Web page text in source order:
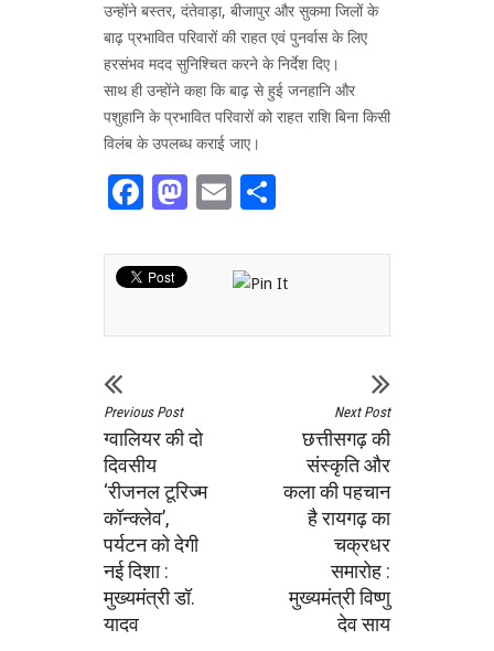
उन्होंने बस्तर, दंतेवाड़ा, बीजापुर और सुकमा जिलों के
बाढ़ प्रभावित परिवारों की राहत एवं पुनर्वास के लिए
हरसंभव मदद सुनिश्चित करने के निर्देश दिए।
साथ ही उन्होंने कहा कि बाढ़ से हुई जनहानि और
पशुहानि के प्रभावित परिवारों को राहत राशि बिना किसी
विलंब के उपलब्ध कराई जाए।
Facebook
Mastodon
Email
Previous Post
ग्वालियर की दो
दिवसीय
‘रीजनल टूरिज्म
कॉन्क्लेव’,
पर्यटन को देगी
नई दिशा :
मुख्यमंत्री डॉ.
यादव
Next Post
छत्तीसगढ़ की
संस्कृति और
कला की पहचान
है रायगढ़ का
चक्रधर
समारोह :
मुख्यमंत्री विष्णु
देव साय